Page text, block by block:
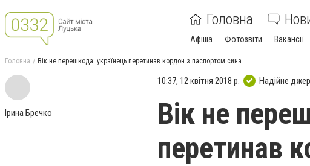
Головна
Афіша Фотозвіти Вакансії
Головна Вік не перешкода: українець перетинав кордон з паспортом сина
Ірина Бречко
10:37, 12 квітня 2018 р. Надійне
Вік не
перетинав